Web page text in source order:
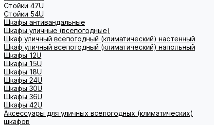
Стойки 47U
Стойки 54U
Шкафы антивандальные
Шкафы уличные (всепогодные)
Шкаф уличный всепогодный (климатический) настенный
Шкаф уличный всепогодный (климатический) напольный
Шкафы 12U
Шкафы 15U
Шкафы 18U
Шкафы 24U
Шкафы 30U
Шкафы 36U
Шкафы 42U
Аксессуары для уличных всепогодных (климатических)
шкафов